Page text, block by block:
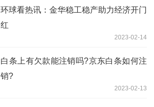
环球看热讯：金华稳工稳产助力经济开门
红
2023-02-14
​白条上有欠款能注销吗?京东白条如何注
销?
2023-02-13